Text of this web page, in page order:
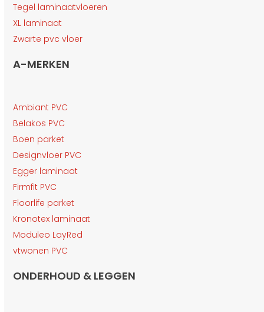
Tegel laminaatvloeren
XL laminaat
Zwarte pvc vloer
A-MERKEN
Ambiant PVC
Belakos PVC
Boen parket
Designvloer PVC
Egger laminaat
Firmfit PVC
Floorlife parket
Kronotex laminaat
Moduleo LayRed
vtwonen PVC
ONDERHOUD & LEGGEN